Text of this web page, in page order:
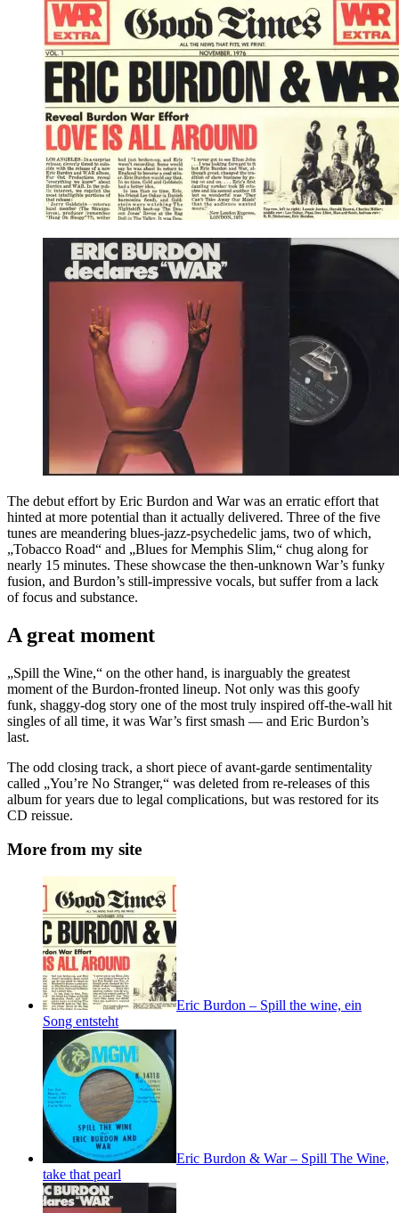
The debut effort by Eric Burdon and War was an erratic effort that
hinted at more potential than it actually delivered. Three of the five
tunes are meandering blues-jazz-psychedelic jams, two of which,
„Tobacco Road“ and „Blues for Memphis Slim,“ chug along for
nearly 15 minutes. These showcase the then-unknown War’s funky
fusion, and Burdon’s still-impressive vocals, but suffer from a lack
of focus and substance.
A great moment
„Spill the Wine,“ on the other hand, is inarguably the greatest
moment of the Burdon-fronted lineup. Not only was this goofy
funk, shaggy-dog story one of the most truly inspired off-the-wall hit
singles of all time, it was War’s first smash — and Eric Burdon’s
last.
The odd closing track, a short piece of avant-garde sentimentality
called „You’re No Stranger,“ was deleted from re-releases of this
album for years due to legal complications, but was restored for its
CD reissue.
More from my site
Eric Burdon – Spill the wine, ein
Song entsteht
Eric Burdon & War – Spill The Wine,
take that pearl